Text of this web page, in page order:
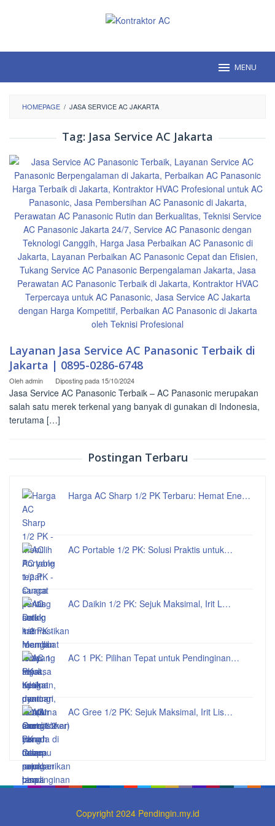
MENU
HOMEPAGE / JASA SERVICE AC JAKARTA
Tag: Jasa Service AC Jakarta
Layanan Jasa Service AC Panasonic Terbaik di
Jakarta | 0895-0286-6748
Olehadmin Diposting pada 15/10/2024
Jasa Service AC Panasonic Terbaik – AC Panasonic merupakan
salah satu merek terkenal yang banyak di gunakan di Indonesia,
terutama […]
Postingan Terbaru
Harga AC Sharp 1/2 PK Terbaru: Hemat Ene…
AC Portable 1/2 PK: Solusi Praktis untuk…
AC Daikin 1/2 PK: Sejuk Maksimal, Irit L…
AC 1 PK: Pilihan Tepat untuk Pendinginan…
AC Gree 1/2 PK: Sejuk Maksimal, Irit Lis…
Copyright 2024 Pendingin.my.id